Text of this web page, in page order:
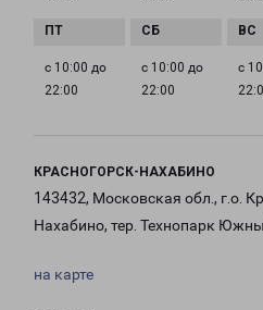
с 10:00 до
22:00
с 10:00 до
22:00
с
КРАСНОГОРСК-НАХАБИНО
143432, Московская обл., г.о.
Нахабино, тер. Технопарк
на карте